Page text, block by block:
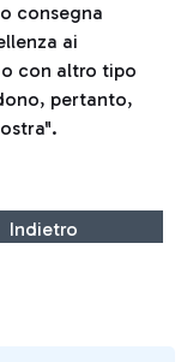
consegna
ai
con altro tipo
pertanto,
Indietro